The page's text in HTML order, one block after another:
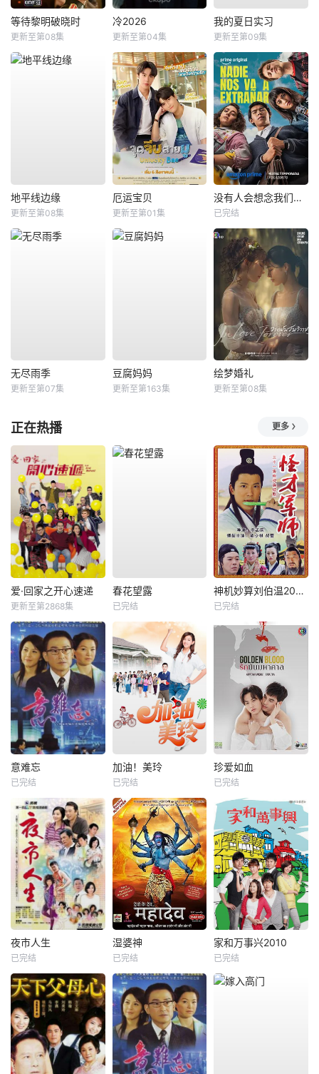
等待黎明破晓时
更新至第08集
冷2026
更新至第04集
我的夏日实习
更新至第09集
地平线边缘
更新至第08集
厄运宝贝
更新至第01集
没有人会想念我们第二季
已完结
无尽雨季
更新至第07集
豆腐妈妈
更新至第163集
绘梦婚礼
更新至第08集
正在热播 更多
爱·回家之开心速递
更新至第2868集
春花望露
已完结
神机妙算刘伯温2006
已完结
意难忘
已完结
加油！美玲
已完结
珍爱如血
已完结
夜市人生
已完结
湿婆神
已完结
家和万事兴2010
已完结